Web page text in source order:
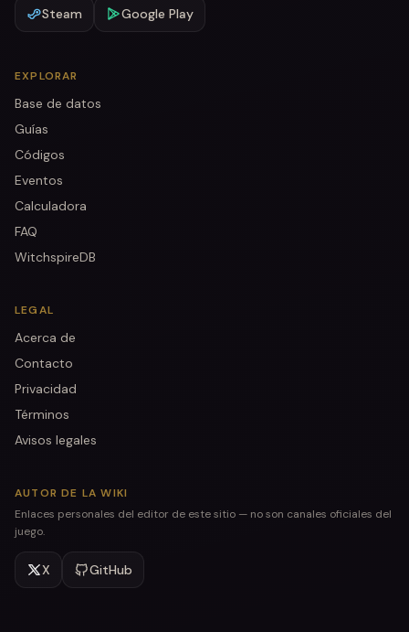
Steam Google Play
EXPLORAR
Base de datos
Guías
Códigos
Eventos
Calculadora
FAQ
WitchspireDB
LEGAL
Acerca de
Contacto
Privacidad
Términos
Avisos legales
AUTOR DE LA WIKI
Enlaces personales del editor de este sitio — no son canales oficiales del
juego.
X GitHub